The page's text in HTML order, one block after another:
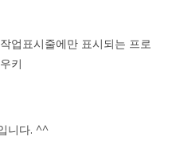
업표시줄에만 표시되는 프로
우키
니다. ^^